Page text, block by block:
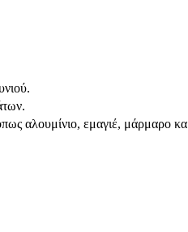
αλουμίνιο, εμαγιέ, μάρμαρο κα